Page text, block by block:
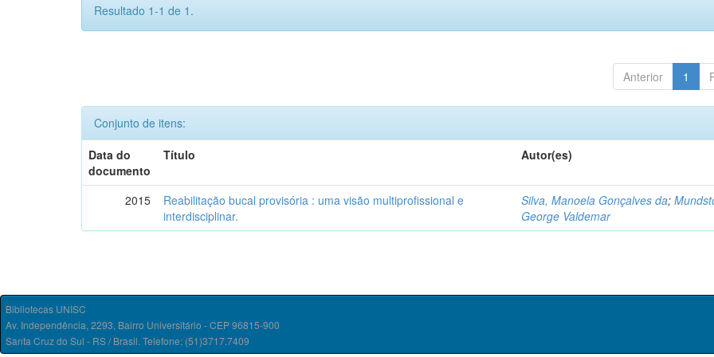
Resultado 1-1 de 1.
Anterior 1
Conjunto de itens:
Data do
documento
Título Autor(es)
2015
Reabilitação bucal provisória : uma visão multiprofissional e
interdisciplinar.
Silva, Manoela Gonçalves da;
George Valdemar
Bibliotecas UNISC
Av. Independência, 2293, Bairro Universitário - CEP 96815-900
Santa Cruz do Sul - RS / Brasil. Telefone: (51)3717.7409